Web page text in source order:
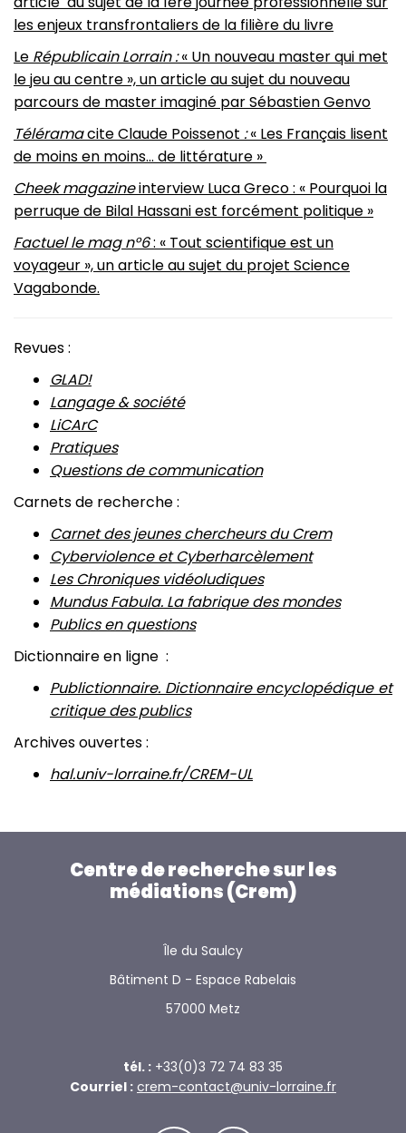
les enjeux transfrontaliers de la filière du livre
Le Républicain Lorrain :« Un nouveau master qui met
le jeu au centre », un article au sujet du nouveau
parcours de master imaginé par Sébastien Genvo
Téléramacite Claude Poissenot :« Les Français lisent
de moins en moins… de littérature »
Cheek magazineinterview Luca Greco : « Pourquoi la
perruque de Bilal Hassani est forcément politique »
Factuel le mag n°6: « Tout scientifique est un
voyageur », un article au sujet du projet Science
Vagabonde.
Revues :
GLAD!
Langage & société
LiCArC
Pratiques
Questions de communication
Carnets de recherche :
Carnet des jeunes chercheurs du Crem
Cyberviolence et Cyberharcèlement
Les Chroniques vidéoludiques
Mundus Fabula. La fabrique des mondes
Publics en questions
Dictionnaire en ligne :
Publictionnaire. Dictionnaire encyclopédique et
critique des publics
Archives ouvertes :
hal.univ-lorraine.fr/CREM-UL
Centre de recherche sur les
médiations (Crem)
Île du Saulcy
Bâtiment D - Espace Rabelais
57000 Metz
tél. : +33(0)3 72 74 83 35
Courriel : crem-contact@univ-lorraine.fr